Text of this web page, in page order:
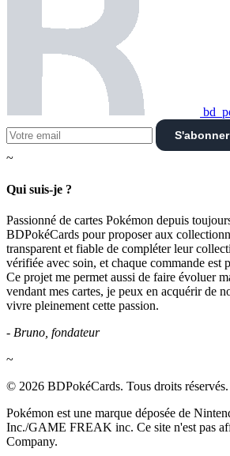
S'abonner
~
Qui suis-je ?
Passionné de cartes Pokémon depuis
BDPokéCards pour proposer aux
transparent et fiable de compléter leur
vérifiée avec soin, et chaque commande est
Ce projet me permet aussi de faire évoluer
vendant mes cartes, je peux en acquérir de
vivre pleinement cette passion.
- Bruno, fondateur
~
© 2026 BDPokéCards. Tous droits réservés.
Pokémon est une marque déposée de
Inc./GAME FREAK inc. Ce site n'est pas
Company.